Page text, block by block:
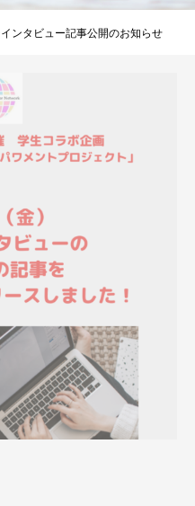
ンタビュー記事公開のお知らせ